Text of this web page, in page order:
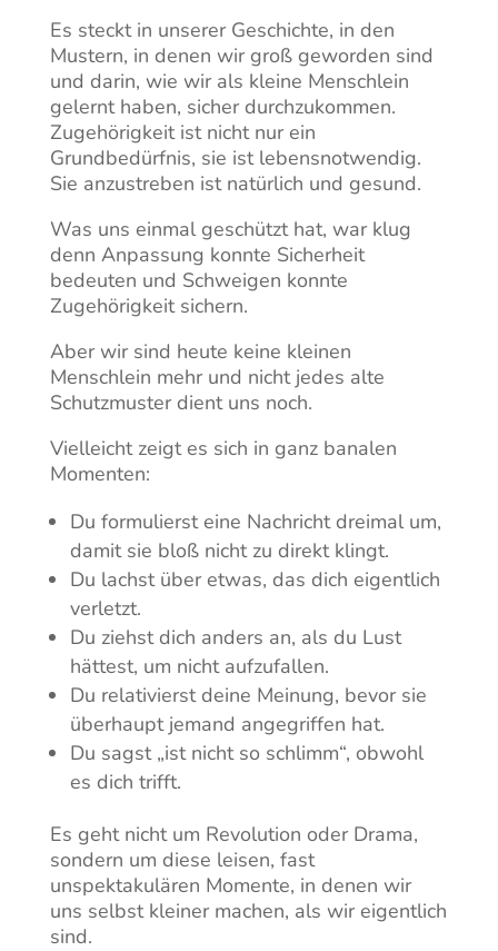
Es steckt in unserer Geschichte, in den
Mustern, in denen wir groß geworden sind
und darin, wie wir als kleine Menschlein
gelernt haben, sicher durchzukommen.
Zugehörigkeit ist nicht nur ein
Grundbedürfnis, sie ist lebensnotwendig.
Sie anzustreben ist natürlich und gesund.
Was uns einmal geschützt hat, war klug
denn Anpassung konnte Sicherheit
bedeuten und Schweigen konnte
Zugehörigkeit sichern.
Aber wir sind heute keine kleinen
Menschlein mehr und nicht jedes alte
Schutzmuster dient uns noch.
Vielleicht zeigt es sich in ganz banalen
Momenten:
Du formulierst eine Nachricht dreimal um,
damit sie bloß nicht zu direkt klingt.
Du lachst über etwas, das dich eigentlich
verletzt.
Du ziehst dich anders an, als du Lust
hättest, um nicht aufzufallen.
Du relativierst deine Meinung, bevor sie
überhaupt jemand angegriffen hat.
Du sagst „ist nicht so schlimm“, obwohl
es dich trifft.
Es geht nicht um Revolution oder Drama,
sondern um diese leisen, fast
unspektakulären Momente, in denen wir
uns selbst kleiner machen, als wir eigentlich
sind.